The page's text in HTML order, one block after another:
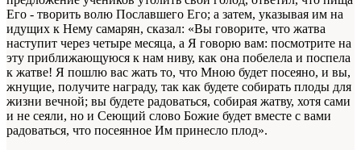
Его - творить волю Пославшего Его; а затем, указывая им на
идущих к Нему самарян, сказал: «Вы говорите, что жатва
наступит через четыре месяца, а Я говорю вам: посмотрите на
эту приближающуюся к нам ниву, как она побелела и поспела
к жатве! Я пошлю вас жать то, что Мною будет посеяно, и вы,
жнущие, получите награду, так как будете собирать плоды для
жизни вечной; вы будете радоваться, собирая жатву, хотя сами
и не сеяли, но и Сеющий слово Божие будет вместе с вами
радоваться, что посеянное Им принесло плод».